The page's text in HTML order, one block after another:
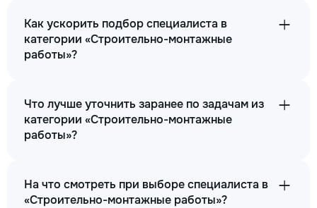
Как ускорить подбор специалиста в
категории «Строительно-монтажные
работы»?
Что лучше уточнить заранее по задачам из
категории «Строительно-монтажные
работы»?
На что смотреть при выборе специалиста в
«Строительно-монтажные работы»?